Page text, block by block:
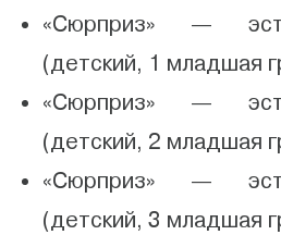
«Сюрприз» —
(детский, 1 младшая
«Сюрприз» —
(детский, 2 младшая
«Сюрприз» —
(детский, 3 младшая